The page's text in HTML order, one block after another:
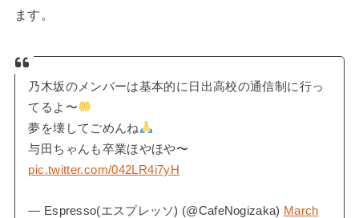
ます。
乃木坂のメンバーは基本的に日出高校の通信制に行っ
てるよ〜
夢を壊してごめんね
与田ちゃんも卒業ほやほや〜
pic.twitter.com/042LR4i7yH
— Espresso(エスプレッソ) (@CafeNogizaka) March